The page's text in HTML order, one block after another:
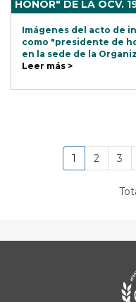
HONOR" DE LA OCV.
Imágenes del acto de
como "presidente de
en la sede de la
Leer más >
1 2 3